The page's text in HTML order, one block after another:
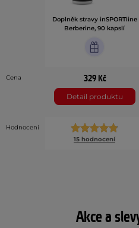
Doplněk stravy inSPORTline
Berberine, 90 kapslí
Cena 329 Kč
Detail produktu
Hodnocení
15 hodnocení
Akce a